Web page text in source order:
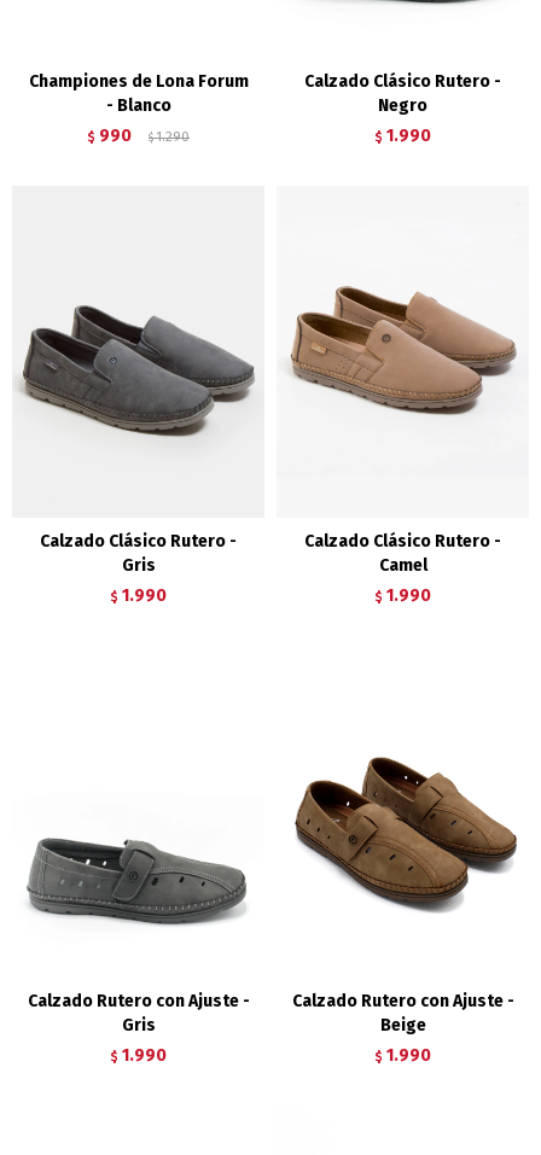
Championes de Lona Forum
- Blanco
$ 990 $ 1.290
Calzado Clásico Rutero -
Negro
$ 1.990
Calzado Clásico Rutero -
Gris
$ 1.990
Calzado Clásico Rutero -
Camel
$ 1.990
Calzado Rutero con Ajuste -
Gris
$ 1.990
Calzado Rutero con Ajuste -
Beige
$ 1.990